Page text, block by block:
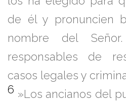
de él y pronuncien
nombre del
responsables de
casos legales y
6 »Los ancianos del